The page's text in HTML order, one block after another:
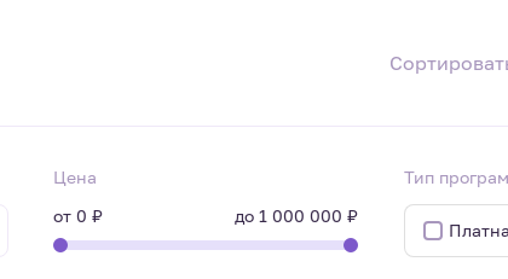
Цена
от0 ₽ до1 000 000 ₽
Тип